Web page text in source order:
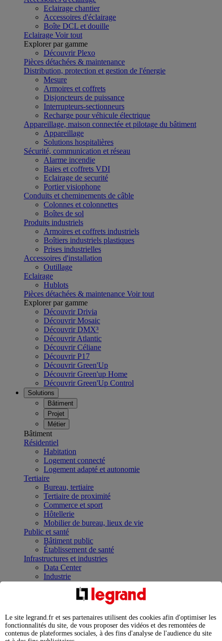
Eclairage chantier
Accessoires d'éclairage
Boîte DCL et douille
Eclairage Voir tout
Explorer par gamme
Découvrir Plexo
Pièces détachées & maintenance
Distribution, protection et gestion de l'énergie
Mesure
Armoires et coffrets
Disjoncteurs de puissance
Interrupteurs-sectionneurs
Recharge pour véhicule électrique
Appareillage, maison connectée et pilotage du bâtiment
Appareillage
Solutions hospitalières
Sécurité, communication et réseau
Alarme incendie
Baies et coffrets VDI
Eclairage de securité
Portier visiophone
Conduits et cheminements de câble
Colonnes et colonnettes
Boîtes de sol
Produits industriels
Armoires et coffrets industriels
Boîtiers industriels plastiques
Prises industrielles
Accessoires d'installation
Outillage
Eclairage
Hublots
Pièces détachées & maintenance Voir tout
Explorer par gamme
Découvrir Drivia
Découvrir Mosaic
Découvrir DMX³
Découvrir Atlantic
Découvrir Céliane
Découvrir P17
Découvrir Green'Up
Découvrir Green'up Home
Découvrir Green'Up Control
Solutions
Bâtiment
Projet
Métier
Bâtiment
Résidentiel
Habitation
Logement connecté
Logement adapté et autonomie
Tertiaire
Bureau, tertiaire
Tertiaire de proximité
Commerce et sport
Hôtellerie
Mobilier de bureau, lieux de vie
Public et santé
Bâtiment public
Établissement de santé
Infrastructures et industries
Data Center
Industrie
Infrastructures
Contrôler et planifier le fonctionnement des appareils
Répartir et optimiser son tableau électrique
Legrand Data Center Solutions : concentrer les
expertises au service de vos performances
Le site legrand.fr et ses partenaires utilisent des cookies afin d'optimiser les
fonctionnalités du site, de vous proposer des vidéos et des remontées de
contenus de plateformes sociales, à des fins d'analyse de l'audience du site